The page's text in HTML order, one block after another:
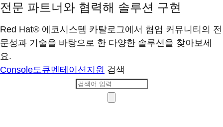
전문 파트너와 협력해 솔루션 구현
Red Hat® 에코시스템 카탈로그에서 협업 커뮤니티의 전
문성과 기술을 바탕으로 한 다양한 솔루션을 찾아보세
요.
Console도큐멘테이션지원 검색